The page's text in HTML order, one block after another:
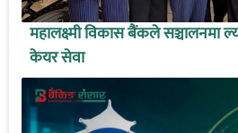
महालक्ष्मी विकास बैंकले सञ्चालनमा
केयर सेवा